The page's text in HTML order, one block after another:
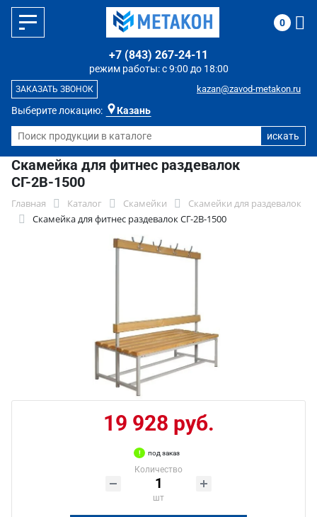
Выберите локацию: Казань
режим работы: с 9:00 до 18:00
+7 (843) 267-24-11
kazan@zavod-metakon.ru
ЗАКАЗАТЬ ЗВОНОК
0
Скамейка для фитнес раздевалок
СГ-2В-1500
Главная Каталог Скамейки
Скамейки для раздевалок
Скамейка для фитнес раздевалок СГ-2В-1500
19 928 руб.
под заказ
Количество
шт